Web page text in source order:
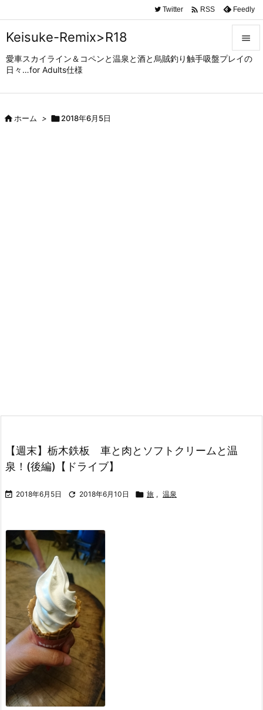
Keisuke-Remix>R18
愛車スカイライン＆コペンと温泉と酒と烏賊釣り触手吸盤プレイの
日々…for Adults仕様



Twitter  RSS Feedly
ホーム > 2018年6月5日
【週末】栃木鉄板 車と肉とソフトクリームと温
泉！(後編)【ドライブ】
 2018年6月5日  2018年6月10日  旅 , 温泉